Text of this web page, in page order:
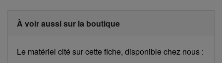
À voir aussi sur la boutique
Le matériel cité sur cette fiche, disponible chez nous :